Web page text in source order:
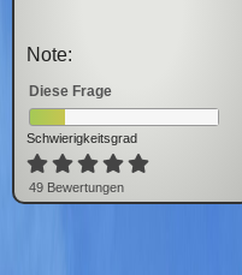
Note:
Diese Frage
Schwierigkeitsgrad
49 Bewertungen